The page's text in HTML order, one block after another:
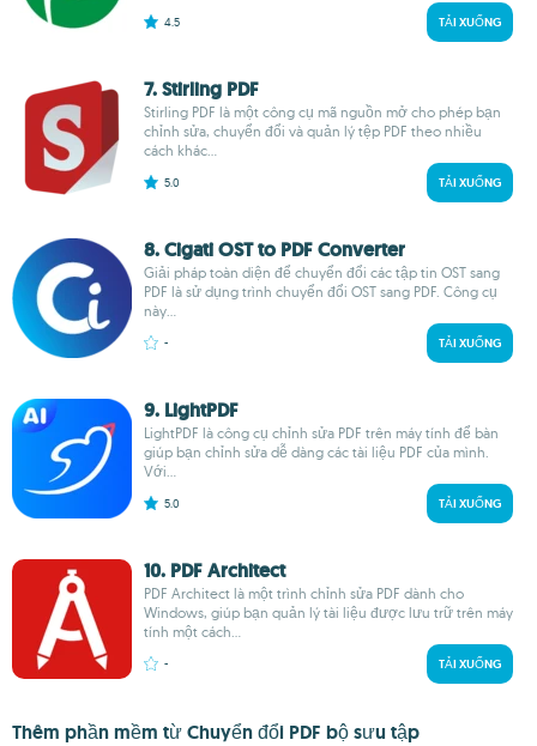
4.5 TẢI XUỐNG
7. Stirling PDF
Stirling PDF là một công cụ mã nguồn mở cho phép bạn
chỉnh sửa, chuyển đổi và quản lý tệp PDF theo nhiều
cách khác...
5.0 TẢI XUỐNG
8. Cigati OST to PDF Converter
Giải pháp toàn diện để chuyển đổi các tập tin OST sang
PDF là sử dụng trình chuyển đổi OST sang PDF. Công cụ
này...
- TẢI XUỐNG
9. LightPDF
LightPDF là công cụ chỉnh sửa PDF trên máy tính để bàn
giúp bạn chỉnh sửa dễ dàng các tài liệu PDF của mình.
Với...
5.0 TẢI XUỐNG
10. PDF Architect
PDF Architect là một trình chỉnh sửa PDF dành cho
Windows, giúp bạn quản lý tài liệu được lưu trữ trên máy
tính một cách...
- TẢI XUỐNG
Thêm phần mềm từ Chuyển đổi PDF bộ sưu tập